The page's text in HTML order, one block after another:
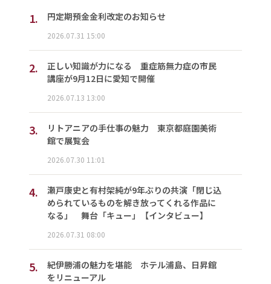
1.
円定期預金金利改定のお知らせ
2026.07.31 15:00
2.
正しい知識が力になる 重症筋無力症の市民
講座が9月12日に愛知で開催
2026.07.13 13:00
3.
リトアニアの手仕事の魅力 東京都庭園美術
館で展覧会
2026.07.30 11:01
4.
瀬戸康史と有村架純が9年ぶりの共演「閉じ込
められているものを解き放ってくれる作品に
なる」 舞台「キュー」【インタビュー】
2026.07.31 08:00
5.
紀伊勝浦の魅力を堪能 ホテル浦島、日昇館
をリニューアル